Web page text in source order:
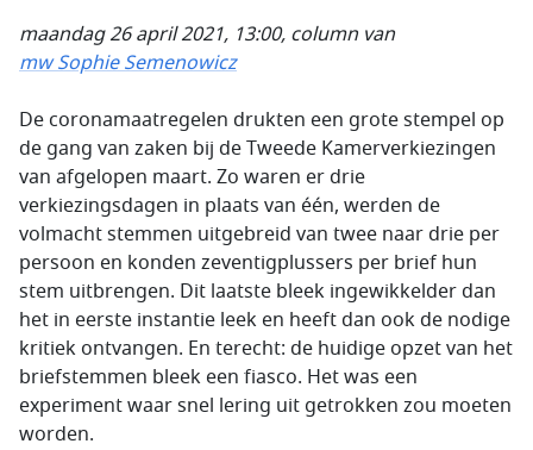
maandag 26 april 2021, 13:00, column van
mw Sophie Semenowicz
De coronamaatregelen drukten een grote stempel op
de gang van zaken bij de Tweede Kamerverkiezingen
van afgelopen maart. Zo waren er drie
verkiezingsdagen in plaats van één, werden de
volmacht stemmen uitgebreid van twee naar drie per
persoon en konden zeventigplussers per brief hun
stem uitbrengen. Dit laatste bleek ingewikkelder dan
het in eerste instantie leek en heeft dan ook de nodige
kritiek ontvangen. En terecht: de huidige opzet van het
briefstemmen bleek een fiasco. Het was een
experiment waar snel lering uit getrokken zou moeten
worden.